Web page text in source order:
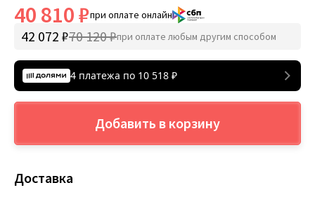
40 810 ₽при оплате онлайн
42 072 ₽70 120 ₽при оплате любым другим способом
4 платежа по 10 518 ₽
Добавить в корзину
Доставка